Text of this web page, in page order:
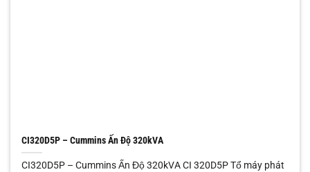
CI320D5P – Cummins Ấn Độ 320kVA
CI320D5P – Cummins Ấn Độ 320kVA CI 320D5P Tổ máy phát